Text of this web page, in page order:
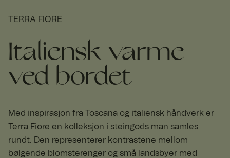
TERRA FIORE
Italiensk varme
ved bordet
Med inspirasjon fra Toscana og italiensk håndverk er
Terra Fiore en kolleksjon i steingods man samles
rundt. Den representerer kontrastene mellom
bølgende blomsterenger og små landsbyer med